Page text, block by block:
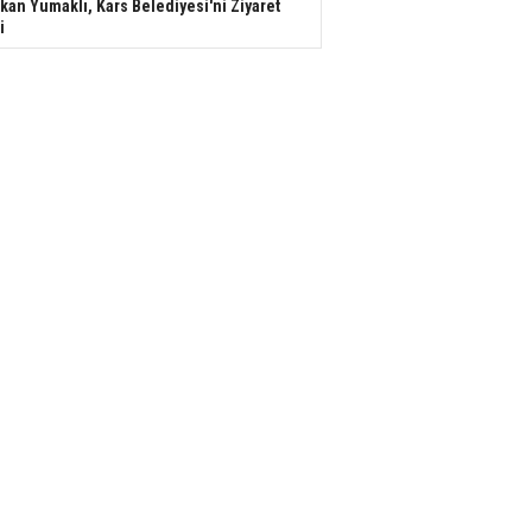
Yumaklı, Kars Belediyesi'ni Ziyaret